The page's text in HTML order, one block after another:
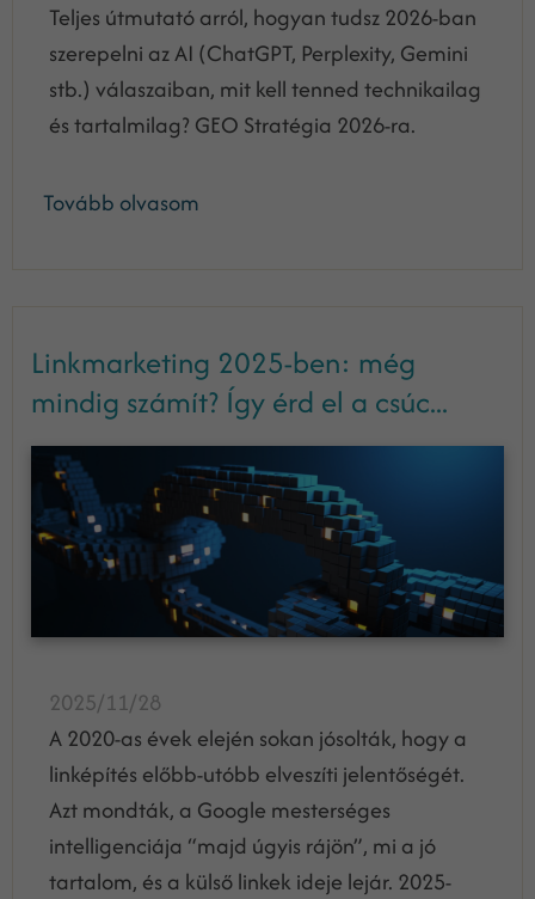
Teljes útmutató arról, hogyan tudsz 2026-ban
szerepelni az AI (ChatGPT, Perplexity, Gemini
stb.) válaszaiban, mit kell tenned technikailag
és tartalmilag? GEO Stratégia 2026-ra.
Tovább olvasom
Linkmarketing 2025-ben: még
mindig számít? Így érd el a csúc...
2025/11/28
A 2020-as évek elején sokan jósolták, hogy a
linképítés előbb-utóbb elveszíti jelentőségét.
Azt mondták, a Google mesterséges
intelligenciája “majd úgyis rájön”, mi a jó
tartalom, és a külső linkek ideje lejár. 2025-